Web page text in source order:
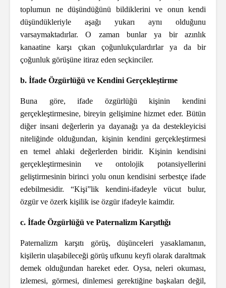
toplumun ne düşündüğünü bildiklerini ve onun kendi
düşündükleriyle aşağı yukarı aynı olduğunu
varsaymaktadırlar. O zaman bunlar ya bir azınlık
kanaatine karşı çıkan çoğunlukçulardırlar ya da bir
çoğunluk görüşüne itiraz eden seçkinciler.
b. İfade Özgürlüğü ve Kendini Gerçekleştirme
Buna göre, ifade özgürlüğü kişinin kendini
gerçekleştirmesine, bireyin gelişimine hizmet eder. Bütün
diğer insani değerlerin ya dayanağı ya da destekleyicisi
niteliğinde olduğundan, kişinin kendini gerçekleştirmesi
en temel ahlaki değerlerden biridir. Kişinin kendisini
gerçekleştirmesinin ve ontolojik potansiyellerini
geliştirmesinin birinci yolu onun kendisini serbestçe ifade
edebilmesidir. “Kişi”lik kendini-ifadeyle vücut bulur,
özgür ve özerk kişilik ise özgür ifadeyle kaimdir.
c. İfade Özgürlüğü ve Paternalizm Karşıtlığı
Paternalizm karşıtı görüş, düşünceleri yasaklamanın,
kişilerin ulaşabileceği görüş ufkunu keyfi olarak daraltmak
demek olduğundan hareket eder. Oysa, neleri okuması,
izlemesi, görmesi, dinlemesi gerektiğine başkaları değil,